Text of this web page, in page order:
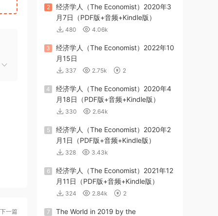
下一篇
2
经济学人（The Economist）2020年3
月7日（PDF版+音频+Kindle版）
480 4.06k
3
经济学人（The Economist）2022年10
月15日
337 2.75k 2
4
经济学人（The Economist）2020年4
月18日（PDF版+音频+Kindle版）
330 2.64k
5
经济学人（The Economist）2020年2
月1日（PDF版+音频+Kindle版）
328 3.43k
6
经济学人（The Economist）2021年12
月11日（PDF版+音频+Kindle版）
324 2.84k 2
7
The World in 2019 by the